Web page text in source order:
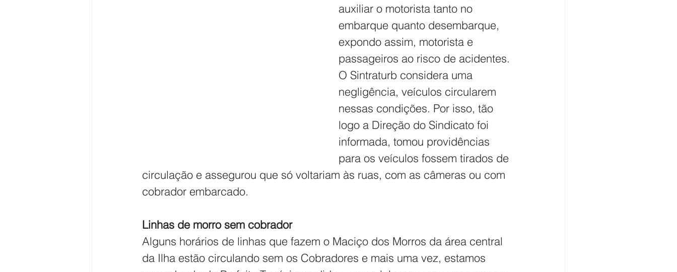
auxiliar o motorista tanto no
embarque quanto desembarque,
expondo assim, motorista e
passageiros ao risco de acidentes.
O Sintraturb considera uma
negligência, veículos circularem
nessas condições. Por isso, tão
logo a Direção do Sindicato foi
informada, tomou providências
para os veículos fossem tirados de
circulação e assegurou que só voltariam às ruas, com as câmeras ou com
cobrador embarcado.
Linhas de morro sem cobrador
Alguns horários de linhas que fazem o Maciço dos Morros da área central
da Ilha estão circulando sem os Cobradores e mais uma vez, estamos